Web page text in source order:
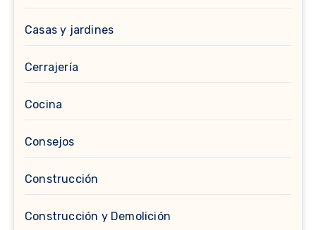
Casas y jardines
Cerrajería
Cocina
Consejos
Construcción
Construcción y Demolición